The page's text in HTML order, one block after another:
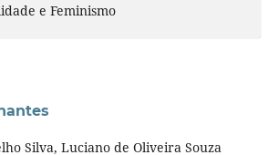
e Feminismo
Silva, Luciano de Oliveira Souza